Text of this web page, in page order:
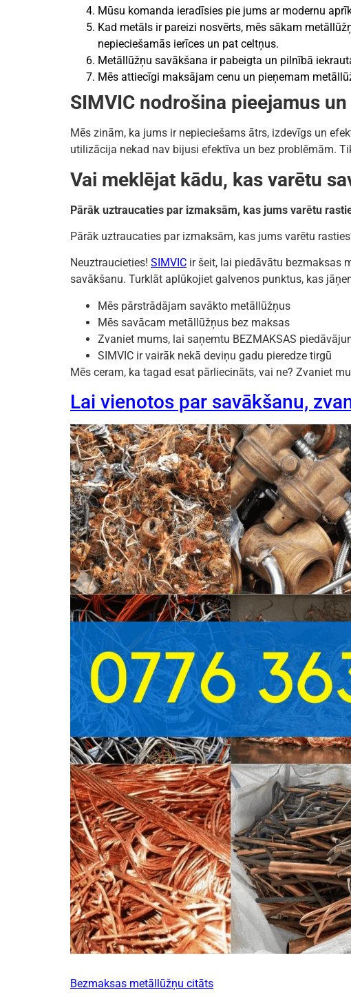
Mūsu komanda ieradīsies pie jums ar modernu
Kad metāls ir pareizi nosvērts, mēs sākam
nepieciešamās ierīces un pat celtņus.
Metāllūžņu savākšana ir pabeigta un pilnībā
Mēs attiecīgi maksājam cenu un pieņemam
SIMVIC nodrošina pieejamus
Mēs zinām, ka jums ir nepieciešams ātrs, izdevīgs un
utilizācija nekad nav bijusi efektīva un bez problēmām.
Vai meklējat kādu, kas varētu
Pārāk uztraucaties par izmaksām, kas jums varētu
Pārāk uztraucaties par izmaksām, kas jums varētu
Neuztraucieties! SIMVIC ir šeit, lai piedāvātu bezmaksas
savākšanu. Turklāt aplūkojiet galvenos punktus, kas
Mēs pārstrādājam savākto metāllūžņus
Mēs savācam metāllūžņus bez maksas
Zvaniet mums, lai saņemtu BEZMAKSAS
SIMVIC ir vairāk nekā deviņu gadu pieredze tirgū
Mēs ceram, ka tagad esat pārliecināts, vai ne? Zvaniet
Lai vienotos par savākšanu,
Bezmaksas metāllūžņu citāts